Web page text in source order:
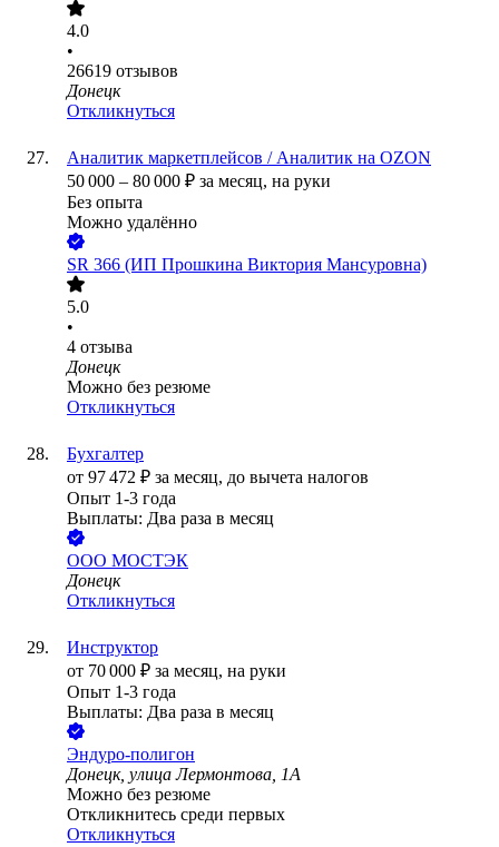
4.0
•
26619 отзывов
Донецк
Откликнуться
Аналитик маркетплейсов / Аналитик на OZON
50 000 – 80 000 ₽ за месяц, на руки
Без опыта
Можно удалённо
SR 366 (ИП Прошкина Виктория Мансуровна)
5.0
•
4 отзыва
Донецк
Можно без резюме
Откликнуться
Бухгалтер
от 97 472 ₽ за месяц, до вычета налогов
Опыт 1-3 года
Выплаты: Два раза в месяц
ООО МОСТЭК
Донецк
Откликнуться
Инструктор
от 70 000 ₽ за месяц, на руки
Опыт 1-3 года
Выплаты: Два раза в месяц
Эндуро-полигон
Донецк, улица Лермонтова, 1А
Можно без резюме
Откликнитесь среди первых
Откликнуться